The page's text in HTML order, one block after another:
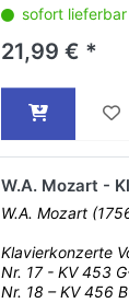
sofort lieferbar
21,99 € *
W.A. Mozart -
W.A. Mozart
Klavierkonzerte
Nr. 17 - KV 453
Nr. 18 – KV 456